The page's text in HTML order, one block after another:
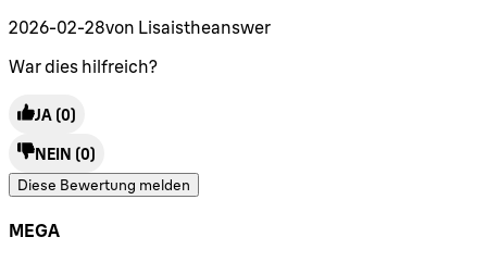
2026-02-28von Lisaistheanswer
War dies hilfreich?
JA (0)
NEIN (0)
Diese Bewertung melden
MEGA